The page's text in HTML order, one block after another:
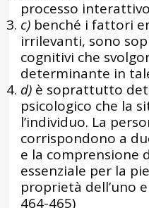
processo
c) benché i fattori
irrilevanti, sono
cognitivi che
determinante in
d) è soprattutto
psicologico che la
l’individuo. La
corrispondono a
e la comprensione
essenziale per la
proprietà dell’uno
464-465)